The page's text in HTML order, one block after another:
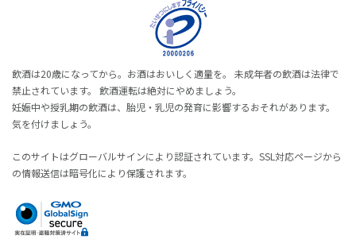
飲酒は20歳になってから。お酒はおいしく適量を。 未成年者の飲酒は法律で
禁止されています。 飲酒運転は絶対にやめましょう。
妊娠中や授乳期の飲酒は、胎児・乳児の発育に影響するおそれがあります。
気を付けましょう。
このサイトはグローバルサインにより認証されています。SSL対応ページから
の情報送信は暗号化により保護されます。